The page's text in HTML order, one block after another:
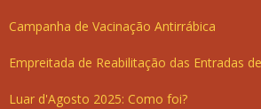
Campanha de Vacinação Antirrábica
Empreitada de Reabilitação das Entradas
Luar d'Agosto 2025: Como foi?